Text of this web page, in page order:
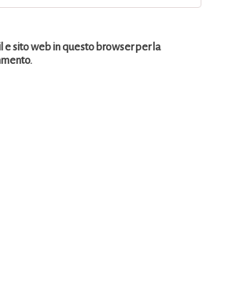
e sito web in questo browser per la